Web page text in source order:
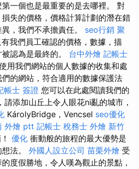
一個也是最重要的是去哪裡。 對
失的價格，價格計算計劃的潛在錯
，我們不承擔責任。 seo行銷 聚
有我們員工確認的價格，數據，描
認為是最終的。 台中外燴 記帳士
用我們網站的個人數據的收集和處
的網站，符合適用的數據保護法
帳士 簽證 您可以在此處閱讀我們的
添加山丘上令人眼花ni亂的城市，
KárolyBridge，Vencsel seo優化
外燴 ptt 記帳士 稅務士 外燴 新竹
優化 衝動般的旅程的最大優勢是
法。 外國人設立公司 苗栗外燴 受
度假勝地，令人嘆為觀止的景點，